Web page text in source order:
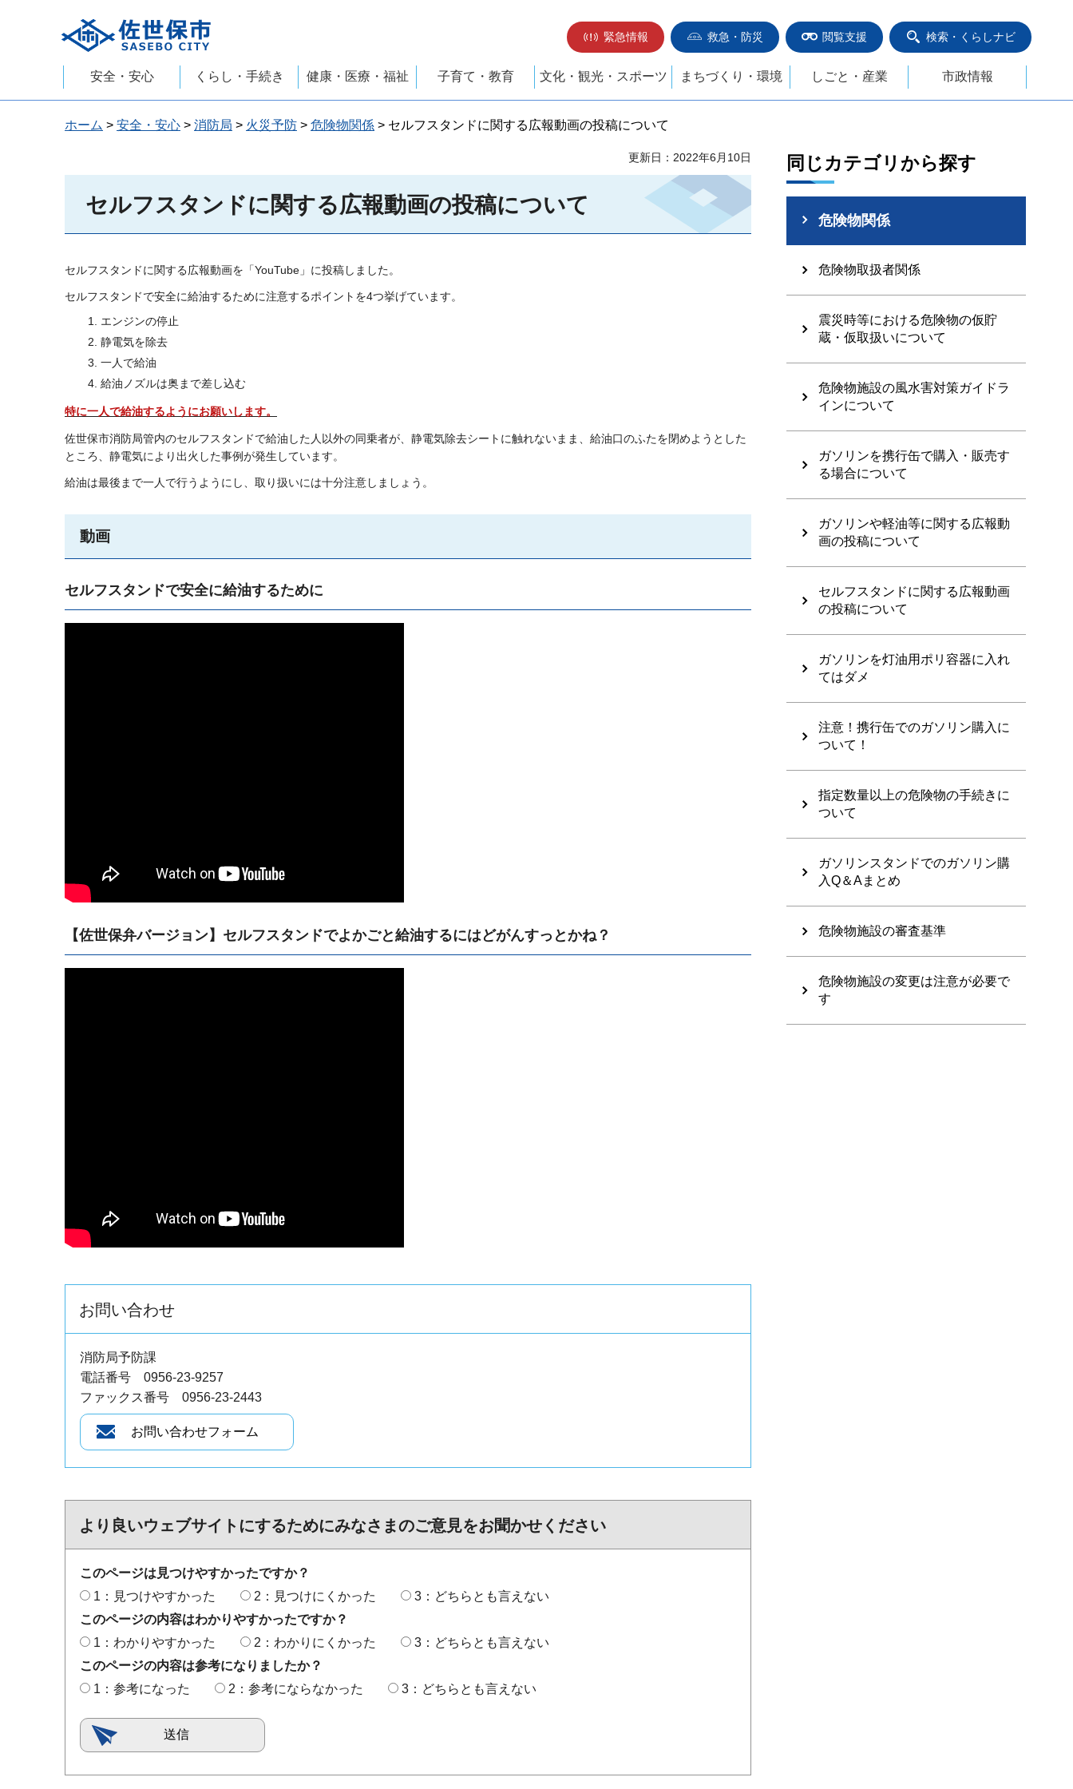
佐世保市
緊急情報
救急・防災 閲覧支援 検索・くらしナビ
安全・安心 くらし・手続き 健康・医療・福祉 子育て・教育 文化・観光・スポーツ まちづくり・環境 しごと・産業 市政情報
ホーム > 安全・安心 > 消防局 > 火災予防 > 危険物関係 > セルフスタンドに関する広報動画の投稿について
更新日：2022年6月10日
セルフスタンドに関する広報動画の投稿について
セルフスタンドに関する広報動画を「YouTube」に投稿しました。
セルフスタンドで安全に給油するために注意するポイントを4つ挙げています。
エンジンの停止
静電気を除去
一人で給油
給油ノズルは奥まで差し込む
特に一人で給油するようにお願いします。
佐世保市消防局管内のセルフスタンドで給油した人以外の同乗者が、静電気除去シートに触れないまま、給油口のふたを閉めようとした
ところ、静電気により出火した事例が発生しています。
給油は最後まで一人で行うようにし、取り扱いには十分注意しましょう。
動画
セルフスタンドで安全に給油するために
【佐世保弁バージョン】セルフスタンドでよかごと給油するにはどがんすっとかね？
お問い合わせ
消防局予防課
電話番号 0956-23-9257
ファックス番号 0956-23-2443
より良いウェブサイトにするためにみなさまのご意見をお聞かせください
このページは見つけやすかったですか？
1：見つけやすかった
2：見つけにくかった
3：どちらとも言えない
このページの内容はわかりやすかったですか？
1：わかりやすかった
2：わかりにくかった
3：どちらとも言えない
このページの内容は参考になりましたか？
1：参考になった
2：参考にならなかった 3：どちらとも言えない
同じカテゴリから探す
危険物関係
危険物取扱者関係
震災時等における危険物の仮貯
蔵・仮取扱いについて
危険物施設の風水害対策ガイドラ
インについて
ガソリンを携行缶で購入・販売す
る場合について
ガソリンや軽油等に関する広報動
画の投稿について
セルフスタンドに関する広報動画
の投稿について
ガソリンを灯油用ポリ容器に入れ
てはダメ
注意！携行缶でのガソリン購入に
ついて！
指定数量以上の危険物の手続きに
ついて
ガソリンスタンドでのガソリン購
入Q＆Aまとめ
危険物施設の審査基準
危険物施設の変更は注意が必要で
す